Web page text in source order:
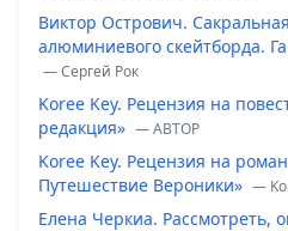
Виктор Острович.
алюминиевого скейтборда.
— Сергей Рок
Koree Key. Рецензия на
редакция» — ABTOP
Koree Key. Рецензия на
Путешествие Вероники» —
Елена Черкиа. Рассмотреть,